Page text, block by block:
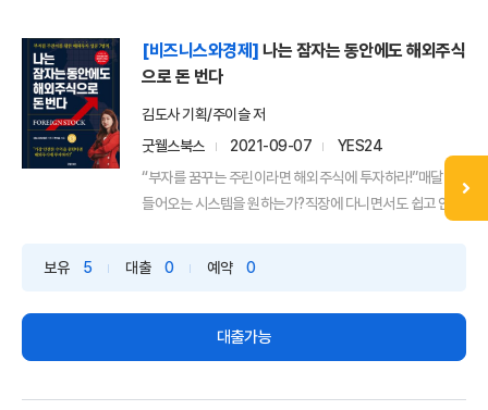
[비즈니스와경제] 나는 잠자는 동안에도 해외주식
으로 돈 번다
김도사 기획/주이슬 저
굿웰스북스
2021-09-07
YES24
“부자를 꿈꾸는 주린이라면 해외주식에 투자하라!”매달 돈
들어오는 시스템을 원하는가?직장에 다니면서도 쉽고 안정
보유 5 대출 0 예약 0
대출가능